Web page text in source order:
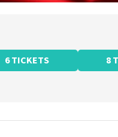
6 TICKETS 8